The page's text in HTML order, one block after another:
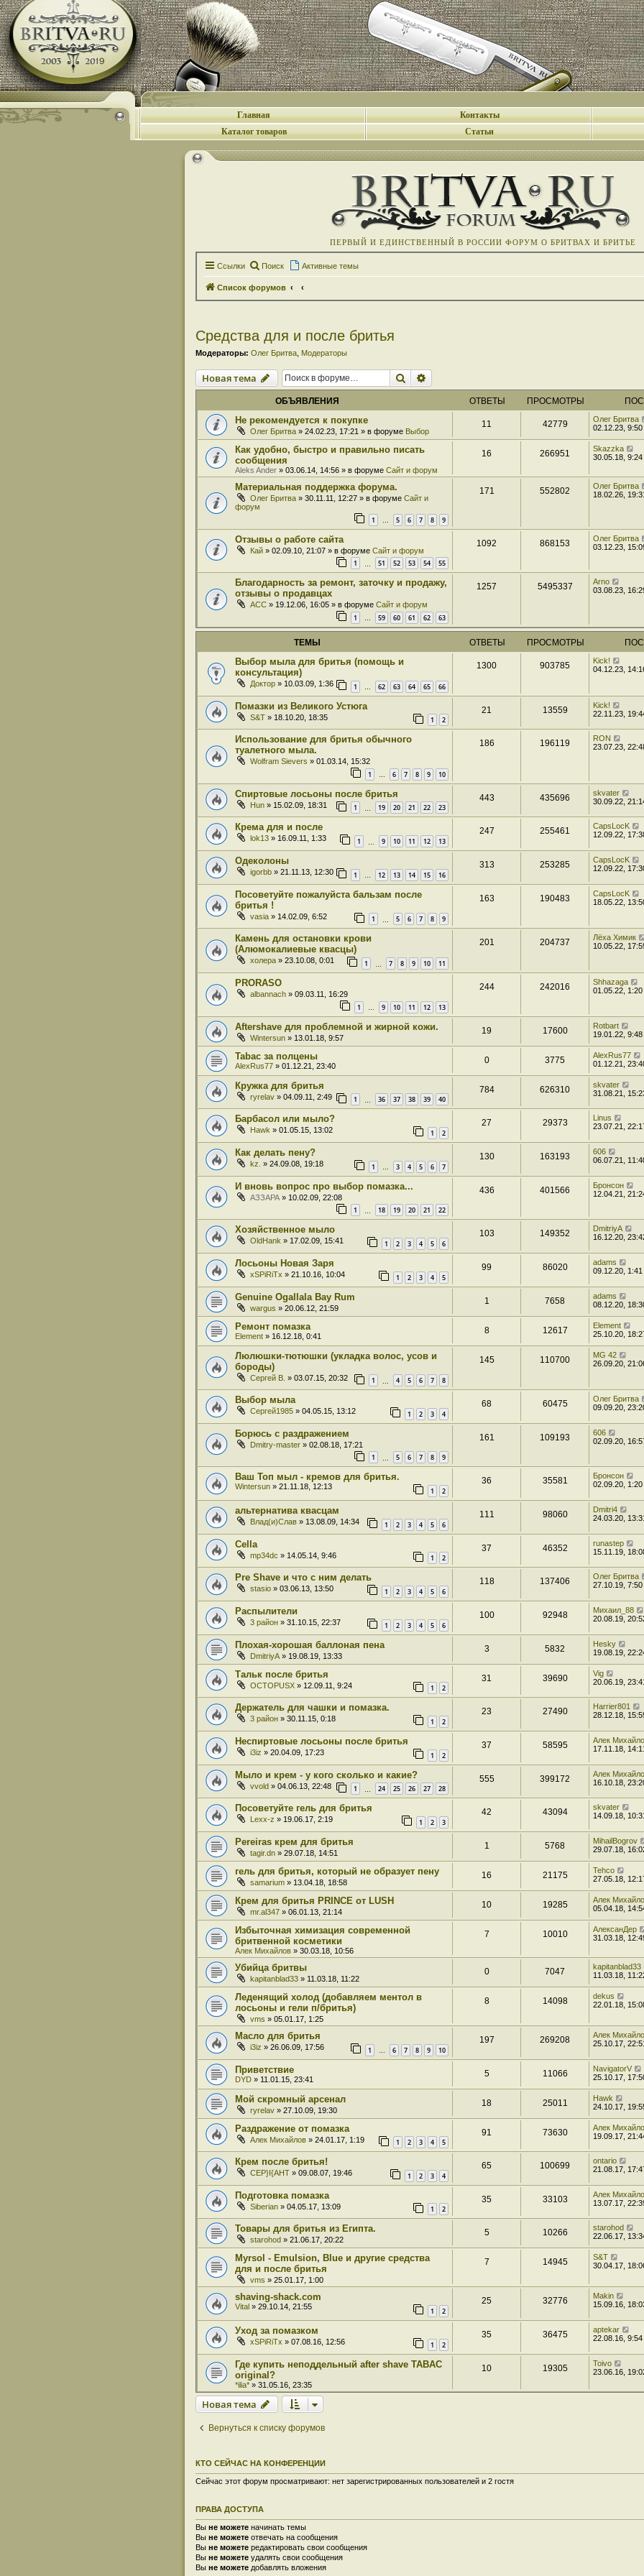
Главная Контакты
Каталог товаров
Статьи
ПЕРВЫЙ И ЕДИНСТВЕННЫЙ В РОССИИ ФОРУМ О БРИТВАХ И БРИТЬЕ
Ссылки Поиск Активные темы
Список форумов
Средства для и после бритья
Модераторы: Олег Бритва Модераторы
Новая тема Поиск
ОБЪЯВЛЕНИЯ ОТВЕТЫ ПРОСМОТРЫ
Не рекомендуется к покупке
Олег Бритва » 24.02.23, 17:21 » в форуме Выбор
11 42779
Олег Бритва
02.12.23, 9:50
Как удобно, быстро и правильно писать
сообщения
Aleks Ander » 03.06.14, 14:56 » в форуме Сайт и форум
16 266951
Skazzka
30.05.18, 9:24
Материальная поддержка форума.
Олег Бритва » 30.11.11, 12:27 » в форуме Сайт и
форум
1 … 5 6 7 8 9
171 552802
Олег Бритва
18.02.26,
Отзывы о работе сайта
Кай » 02.09.10, 21:07 » в форуме Сайт и форум
1 51 52 53 54 55
1092 868153
Олег Бритва
03.12.23,
Благодарность за ремонт, заточку и продажу,
отзывы о продавцах
ACC » 19.12.06, 16:05 » в форуме Сайт и форум
1 … 59 60 61 62 63
1257 5495337
Arno
03.08.23,
ТЕМЫ ОТВЕТЫ ПРОСМОТРЫ
Выбор мыла для бритья (помощь и
консультация)
Доктор » 10.03.09, 1:36 1 … 62 63 64 65 66
1300 903785
Kick!
04.12.23,
Помазки из Великого Устюга
S&T » 18.10.20, 18:35 1 2
21 13559
Kick!
22.11.23,
Использование для бритья обычного
туалетного мыла.
Wolfram Sievers » 01.03.14, 15:32
1 … 6 7 8 9 10
186 196119
RON
23.07.23,
Спиртовые лосьоны после бритья
Hun » 15.02.09, 18:31 1 19 20 21 22 23
443 435696
skvater
30.09.22,
Крема для и после
lok13 » 16.09.11, 1:33 1 9 10 11 12 13
247 255461
CapsLocK
12.09.22,
Одеколоны
igorbb » 21.11.13, 12:30 1 … 12 13 14 15 16
313 253285
CapsLocK
12.09.22,
Посоветуйте пожалуйста бальзам после
бритья !
vasia » 14.02.09, 6:52 1 5 6 7 8 9
163 190483
CapsLocK
18.05.22,
Камень для остановки крови
(Алюмокалиевые квасцы)
холера » 23.10.08, 0:01 1 7 8 9 10 11
201 204737
Лёха Химик
10.05.22,
PRORASO
albannach » 09.03.11, 16:29
1 … 9 10 11 12 13
244 242016
Shhazaga
01.05.22, 1:20
Aftershave для проблемной и жирной кожи.
Wintersun » 13.01.18, 9:57
19 17600
Rotbart
19.01.22, 9:48
Tabac за полцены
AlexRus77 » 01.12.21, 23:40
0 3775
AlexRus77
01.12.21,
Кружка для бритья
ryrelav » 04.09.11, 2:49 1 36 37 38 39 40
784 626310
skvater
31.08.21,
Барбасол или мыло?
Hawk » 01.05.15, 13:02 1 2
27 29373
Linus
23.07.21,
Как делать пену?
kz. » 24.09.08, 19:18 1 … 3 4 5 6 7
130 163193
606
06.07.21,
И вновь вопрос про выбор помазка...
АЗЗАРА » 10.02.09, 22:08
1 18 19 20 21 22
436 401566
Бронсон
12.04.21,
Хозяйственное мыло
OldHank » 17.02.09, 15:41 1 2 3 4 5 6
103 149352
DmitriyA
16.12.20,
Лосьоны Новая Заря
xSPiRiTx » 21.10.16, 10:04 1 2 3 4 5
99 86020
adams
09.12.20, 1:41
Genuine Ogallala Bay Rum
wargus » 20.06.12, 21:59
1 7658
adams
08.12.20,
Ремонт помазка
Element » 16.12.18, 0:41
8 12617
Element
25.10.20,
Люлюшки-тютюшки (укладка волос, усов и
бороды)
Сергей В. » 03.07.15, 20:32 1 4 5 6 7 8
145 110700
MG 42
26.09.20,
Выбор мыла
Сергей1985 » 04.05.15, 13:12 1 2 3 4
68 60475
Олег Бритва
09.09.20,
Борюсь с раздражением
Dmitry-master » 02.08.18, 17:21
1 5 6 7 8 9
161 109193
606
02.09.20,
Ваш Топ мыл - кремов для бритья.
Wintersun » 21.11.18, 12:13 1 2
36 35581
Бронсон
02.09.20, 1:20
альтернатива квасцам
Влад(и)Слав » 13.08.09, 14:34 1 2 3 4 5 6
111 98060
Dmitri4
24.03.20,
Cella
mp34dc » 14.05.14, 9:46 1 2
37 46352
runastep
15.11.19,
Pre Shave и что с ним делать
stasio » 03.06.13, 13:50 1 2 3 4 5 6
118 137406
Олег Бритва
27.10.19, 7:50
Распылители
3 район » 31.10.15, 22:37 1 2 3 4 5 6
100 92948
Михаил_88
20.08.19,
Плохая-хорошая баллоная пена
DmitriyA » 19.08.19, 13:33
3 5832
Hesky
19.08.19,
Тальк после бритья
OCTOPUSX » 12.09.11, 9:24 1 2
31 39690
Vig
20.06.19,
Держатель для чашки и помазка.
3 район » 30.11.15, 0:18 1 2
23 27490
Harrier801
28.12.18,
Неспиртовые лосьоны после бритья
i3iz » 20.04.09, 17:23 1 2
37 58595
Алек
17.11.18,
Мыло и крем - у кого сколько и какие?
vvold » 04.06.13, 22:48 1 24 25 26 27 28
555 399172
Алек
16.10.18,
Посоветуйте гель для бритья
Lexx-z » 19.06.17, 2:19 1 2 3
42 43094
skvater
14.09.18, 10:31
Pereiras крем для бритья
tagir.dn » 29.07.18, 14:51
1 5768
MihailBogrov
29.07.18,
гель для бритья, который не образует пену
samarium » 13.04.18, 18:58
16 21175
Tehco
27.05.18,
Крем для бритья PRINCE от LUSH
mr.al347 » 06.01.13, 21:14
10 19285
Алек
05.04.18,
Избыточная химизация современной
бритвенной косметики
Алек Михайлов » 30.03.18, 10:56
7 10010
АлексанДер
31.03.18,
Убийца бритвы
kapitanblad33 » 11.03.18, 11:22
0 7047
kapitanblad33
11.03.18,
Леденящий холод (добавляем ментол в
лосьоны и гели п/бритья)
vms » 05.01.17, 1:25
8 14098
dekus
22.01.18,
Масло для бритья
i3iz » 26.06.09, 17:56 1 6 7 8 9 10
197 269208
Алек
25.10.17,
Приветствие
DYD » 11.01.15, 23:41
5 11066
NavigatorV
25.10.17,
Мой скромный арсенал
ryrelav » 27.10.09, 19:30
18 25011
Hawk
24.10.17,
Раздражение от помазка
Алек Михайлов » 24.01.17, 1:19 1 2 3 4 5
91 73630
Алек
19.09.17,
Крем после бритья!
CEP}I{AHT » 09.08.07, 19:46 1 2 3 4
65 100699
ontario
21.08.17,
Подготовка помазка
Siberian » 04.05.17, 13:09 1 2
35 33103
Алек
13.07.17,
Товары для бритья из Египта.
starohod » 21.06.17, 20:22
5 10266
starohod
22.06.17,
Myrsol - Emulsion, Blue и другие средства
для и после бритья
vms » 25.01.17, 1:00
7 14945
S&T
30.04.17,
shaving-shack.com
Vital » 29.10.14, 21:55 1 2
25 32776
Makin
15.09.16,
Уход за помазком
xSPiRiTx » 07.08.16, 12:56 1 2
35 36475
aptekar
22.08.16, 9:54
Где купить неподдельный after shave TABAC
original?
*ilia* » 31.05.16, 23:35
10 19305
Toivo
23.06.16,
Новая тема
Вернуться к списку форумов
КТО СЕЙЧАС НА КОНФЕРЕНЦИИ
Сейчас этот форум просматривают: нет зарегистрированных пользователей и 2 гостя
ПРАВА ДОСТУПА
Вы не можете начинать темы
Вы не можете отвечать на сообщения
Вы не можете редактировать свои сообщения
Вы не можете удалять свои сообщения
Вы не можете добавлять вложения